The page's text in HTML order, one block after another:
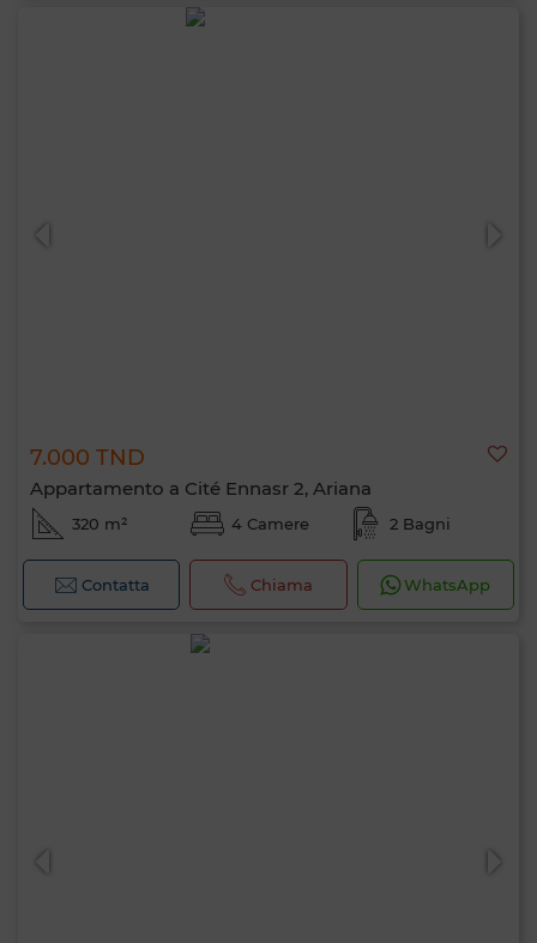
7.000 TND
Appartamento a Cité Ennasr 2, Ariana
320 m² 4 Camere 2 Bagni
Contatta Chiama WhatsApp